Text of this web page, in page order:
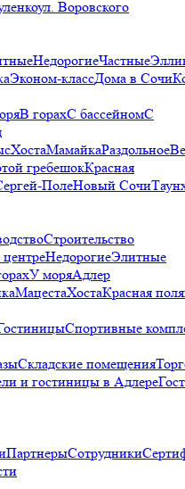
ул. Воровского
НедорогиеЧастные
Эконом-классДома в Сочи
В горахС бассейномС
ХостаМамайкаРаздольное
гребешокКрасная
ПолеНовый Сочи
Строительство
НедорогиеЭлитные
У моряАдлер
МацестаХостаКрасная
Спортивные
Складские помещения
и гостиницы в Адлере
ПартнерыСотрудники